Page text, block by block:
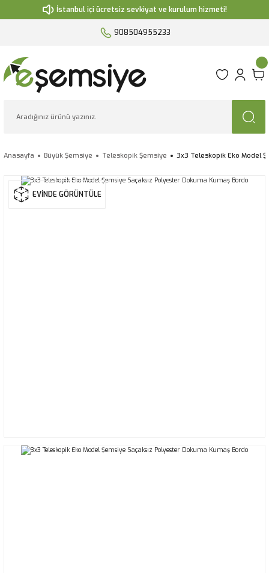
İstanbul içi ücretsiz sevkiyat ve kurulum hizmeti!
908504955233
Anasayfa Büyük Şemsiye Teleskopik Şemsiye 3x3 Teleskopik Eko Model
EVİNDE GÖRÜNTÜLE